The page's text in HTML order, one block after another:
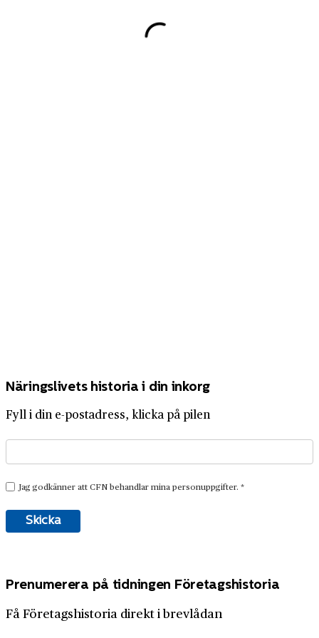
Näringslivets historia i din inkorg
Fyll i din e-postadress, klicka på pilen
Prenumerera på tidningen Företagshistoria
Få Företagshistoria direkt i brevlådan